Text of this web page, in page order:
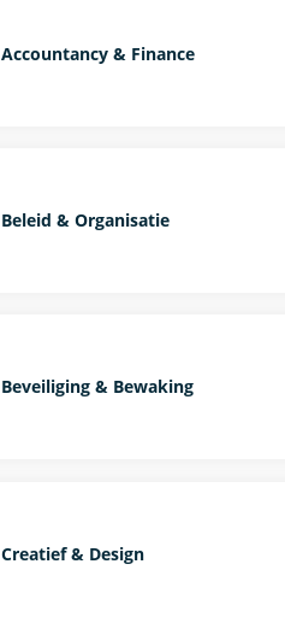
Accountancy & Finance
Beleid & Organisatie
Beveiliging & Bewaking
Creatief & Design